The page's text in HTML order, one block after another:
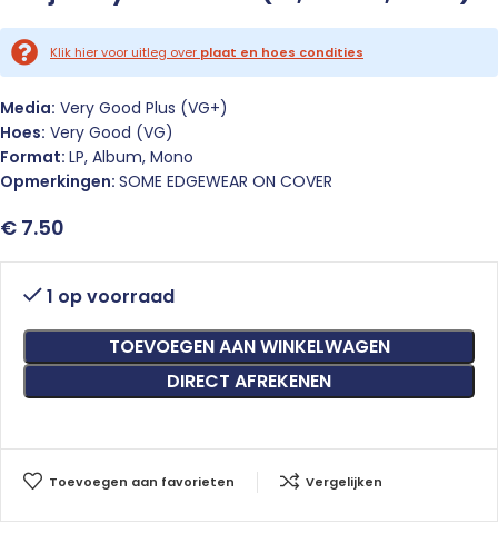
Klik hier voor uitleg over plaat en hoes condities
Media: Very Good Plus (VG+)
Hoes: Very Good (VG)
Format: LP, Album, Mono
Opmerkingen: SOME EDGEWEAR ON COVER
€ 7.50
1 op voorraad
TOEVOEGEN AAN WINKELWAGEN
DIRECT AFREKENEN
Toevoegen aan favorieten Vergelijken